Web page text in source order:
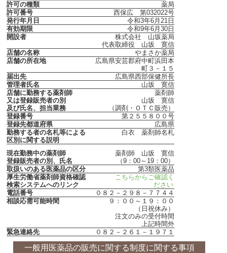
許可の種類
薬局
許可番号
西保広 第032022号
発行年月日
令和3年6月21日
有効期限
令和9年6月30日
開設者
株式会社 山坂薬局
代表取締役 山坂 寛信
店舗の名称
やまさか薬局
店舗の所在地
広島県安芸郡府中町浜田本
町３－１５
届出先
広島県西部保健所長
管理者氏名
山坂 寛信
店舗に勤務する薬剤師
又は登録販売者の別
及び氏名、担当業務
薬剤師
山坂 寛信
（調剤・ＯＴＣ販売）
登録番号
第２５５８００号
登録先都道府県
広島県
勤務する者の名札等による
区別に関する説明
白衣 薬剤師名札
現在勤務中の薬剤師
登録販売者の別、氏名
薬剤師 山坂 寛信
（9：00～19：00）
取扱いのある医薬品の区分
第3類医薬品
厚生労働省薬剤師資格確認
検索システムへのリンク
こちらからご確認く
ださい
電話番号
０８２－２９８－７７４４
相談応需可能時間
９：００～１９：００
（日祝休み）
注文のみの受付時間
上記時間外
緊急連絡先
０８２－２６１－１９７１
一般用医薬品の販売に関する制度に関する事項